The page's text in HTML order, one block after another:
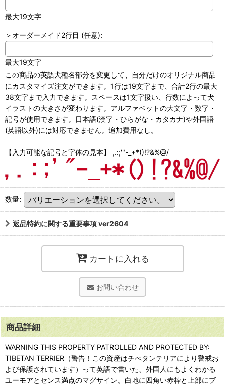
最大19文字
＞オーダーメイド2行目 (任意):
最大19文字
この商品の英語犬種名部分を変更して、自分だけのオリジナル商品
にカスタマイズ注文ができます。1行は19文字まで、合計2行の最大
38文字まで入力できます。スペースは1文字扱い、行数によって犬
イラストの大きさが変わります。アルファベットの大文字・数字・
記号が使用できます。日本語(漢字・ひらがな・カタカナ)や外国語
(英語以外)には対応できません。追加費用なし。
【入力可能な記号と字体の見本】 ,.:;'"-_+*()!?&%@/
数量:
返品特約に関する重要事項 ver2604
カートに入れる
お問い合わせ
商品詳細
WARNING THIS PROPERTY PATROLLED AND PROTECTED BY:
TIBETAN TERRIER（警告！この資産はチべタンテリアにより警戒お
よび保護されています）って英語で書いた、外国人にもよくわかる
ユーモアとセンス満点のマグサイン。白地に四角い赤枠と上部にブ